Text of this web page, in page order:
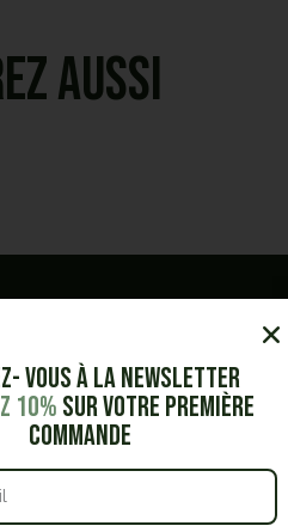
aussi
dans vos
Je veux être
contacté.e
vous à la Newsletter
10% sur votre première
commande